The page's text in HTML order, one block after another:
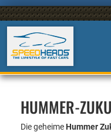
HUMMER-
Die geheime Hummer